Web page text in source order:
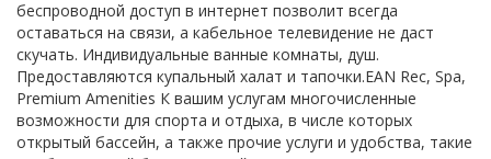
беспроводной доступ в интернет позволит всегда
оставаться на связи, а кабельное телевидение не даст
скучать. Индивидуальные ванные комнаты, душ.
Предоставляются купальный халат и тапочки.EAN Rec, Spa,
Premium Amenities К вашим услугам многочисленные
возможности для спорта и отдыха, в числе которых
открытый бассейн, а также прочие услуги и удобства, такие